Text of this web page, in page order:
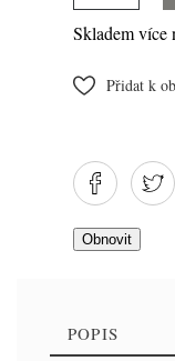
Skladem více
Přidat k
POPIS